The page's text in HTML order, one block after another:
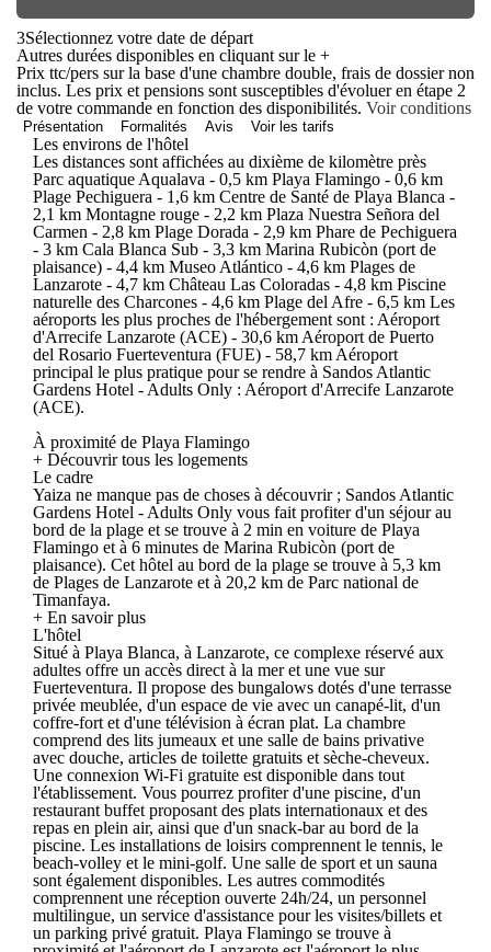
3Sélectionnez votre date de départ
Autres durées disponibles en cliquant sur le +
Prix ttc/pers sur la base d'une chambre double, frais de dossier non
inclus. Les prix et pensions sont susceptibles d'évoluer en étape 2
de votre commande en fonction des disponibilités. Voir conditions
Présentation Formalités Avis Voir les tarifs
Les environs de l'hôtel
Les distances sont affichées au dixième de kilomètre près
Parc aquatique Aqualava - 0,5 km Playa Flamingo - 0,6 km
Plage Pechiguera - 1,6 km Centre de Santé de Playa Blanca -
2,1 km Montagne rouge - 2,2 km Plaza Nuestra Señora del
Carmen - 2,8 km Plage Dorada - 2,9 km Phare de Pechiguera
- 3 km Cala Blanca Sub - 3,3 km Marina Rubicòn (port de
plaisance) - 4,4 km Museo Atlántico - 4,6 km Plages de
Lanzarote - 4,7 km Château Las Coloradas - 4,8 km Piscine
naturelle des Charcones - 4,6 km Plage del Afre - 6,5 km Les
aéroports les plus proches de l'hébergement sont : Aéroport
d'Arrecife Lanzarote (ACE) - 30,6 km Aéroport de Puerto
del Rosario Fuerteventura (FUE) - 58,7 km Aéroport
principal le plus pratique pour se rendre à Sandos Atlantic
Gardens Hotel - Adults Only : Aéroport d'Arrecife Lanzarote
(ACE).
À proximité de Playa Flamingo
+ Découvrir tous les logements
Le cadre
Yaiza ne manque pas de choses à découvrir ; Sandos Atlantic
Gardens Hotel - Adults Only vous fait profiter d'un séjour au
bord de la plage et se trouve à 2 min en voiture de Playa
Flamingo et à 6 minutes de Marina Rubicòn (port de
plaisance). Cet hôtel au bord de la plage se trouve à 5,3 km
de Plages de Lanzarote et à 20,2 km de Parc national de
Timanfaya.
+ En savoir plus
L'hôtel
Situé à Playa Blanca, à Lanzarote, ce complexe réservé aux
adultes offre un accès direct à la mer et une vue sur
Fuerteventura. Il propose des bungalows dotés d'une terrasse
privée meublée, d'un espace de vie avec un canapé-lit, d'un
coffre-fort et d'une télévision à écran plat. La chambre
comprend des lits jumeaux et une salle de bains privative
avec douche, articles de toilette gratuits et sèche-cheveux.
Une connexion Wi-Fi gratuite est disponible dans tout
l'établissement. Vous pourrez profiter d'une piscine, d'un
restaurant buffet proposant des plats internationaux et des
repas en plein air, ainsi que d'un snack-bar au bord de la
piscine. Les installations de loisirs comprennent le tennis, le
beach-volley et le mini-golf. Une salle de sport et un sauna
sont également disponibles. Les autres commodités
comprennent une réception ouverte 24h/24, un personnel
multilingue, un service d'assistance pour les visites/billets et
un parking privé gratuit. Playa Flamingo se trouve à